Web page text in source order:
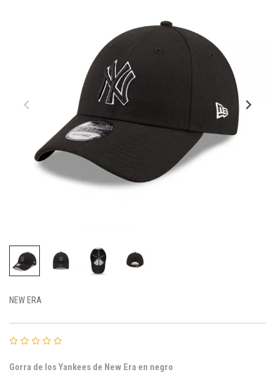
NEW ERA
Gorra de los Yankees de New Era en negro